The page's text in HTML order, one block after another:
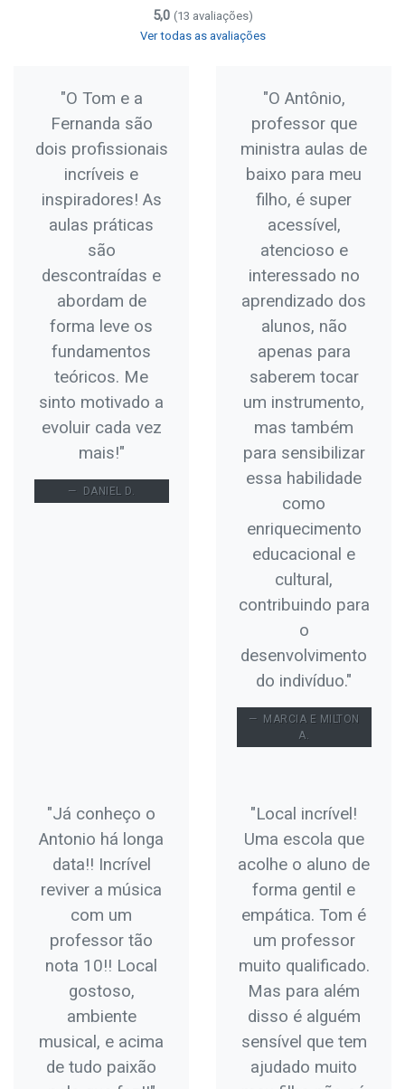
5,0 (13 avaliações)
Ver todas as avaliações
"O Tom e a
Fernanda são
dois profissionais
incríveis e
inspiradores! As
aulas práticas
são
descontraídas e
abordam de
forma leve os
fundamentos
teóricos. Me
sinto motivado a
evoluir cada vez
mais!"
DANIEL D.
"O Antônio,
professor que
ministra aulas de
baixo para meu
filho, é super
acessível,
atencioso e
interessado no
aprendizado dos
alunos, não
apenas para
saberem tocar
um instrumento,
mas também
para sensibilizar
essa habilidade
como
enriquecimento
educacional e
cultural,
contribuindo para
o
desenvolvimento
do indivíduo."
MARCIA E MILTON
A.
"Já conheço o
Antonio há longa
data!! Incrível
reviver a música
com um
professor tão
nota 10!! Local
gostoso,
ambiente
musical, e acima
de tudo paixão
"Local incrível!
Uma escola que
acolhe o aluno de
forma gentil e
empática. Tom é
um professor
muito qualificado.
Mas para além
disso é alguém
sensível que tem
ajudado muito